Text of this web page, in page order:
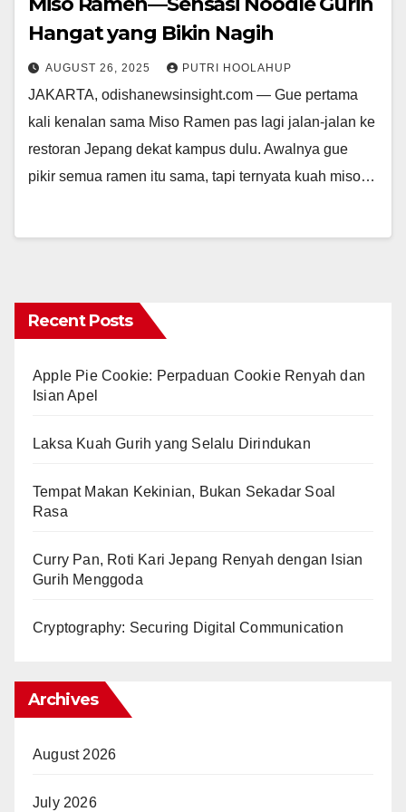
Hangat yang Bikin Nagih
AUGUST 26, 2025 PUTRI HOOLAHUP
JAKARTA, odishanewsinsight.com — Gue pertama
kali kenalan sama Miso Ramen pas lagi jalan-jalan ke
restoran Jepang dekat kampus dulu. Awalnya gue
pikir semua ramen itu sama, tapi ternyata kuah miso…
Recent Posts
Apple Pie Cookie: Perpaduan Cookie Renyah dan
Isian Apel
Laksa Kuah Gurih yang Selalu Dirindukan
Tempat Makan Kekinian, Bukan Sekadar Soal
Rasa
Curry Pan, Roti Kari Jepang Renyah dengan Isian
Gurih Menggoda
Cryptography: Securing Digital Communication
Archives
August 2026
July 2026